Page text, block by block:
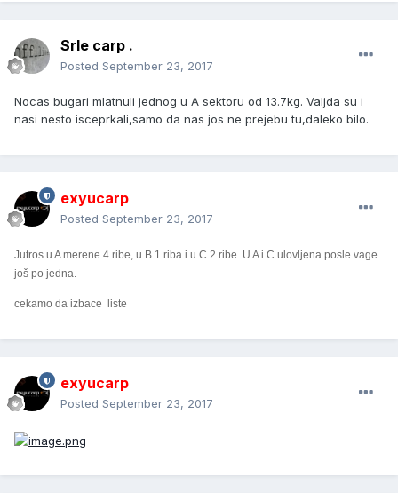
Srle carp .
Posted September 23, 2017
Nocas bugari mlatnuli jednog u A sektoru od 13.7kg. Valjda su i
nasi nesto isceprkali,samo da nas jos ne prejebu tu,daleko bilo.
exyucarp
Posted September 23, 2017
Jutros u A merene 4 ribe, u B 1 riba i u C 2 ribe. U A i C ulovljena posle vage
još po jedna.
cekamo da izbace liste
exyucarp
Posted September 23, 2017